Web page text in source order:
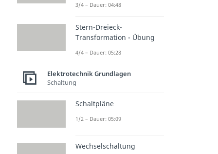
3/4 – Dauer: 04:48
Stern-Dreieck-
Transformation - Übung
4/4 – Dauer: 05:28
Elektrotechnik Grundlagen
Schaltung
Schaltpläne
1/2 – Dauer: 05:09
Wechselschaltung